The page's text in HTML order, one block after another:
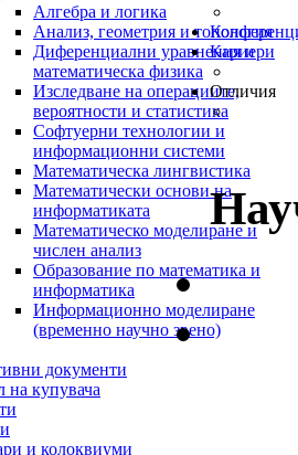
Алгебра и логика
Анализ, геометрия и топология
Диференциални уравнения и
математическа физика
Изследване на операциите,
вероятности и статистика
Софтуерни технологии и
информационни системи
Математическа лингвистика
Математически основи на
информатиката
Математическо моделиране и
числен анализ
Образование по математика и
информатика
Информационно моделиране
(временно научно звено)
документи
купувача
и колоквиуми
Кариери
Отличия